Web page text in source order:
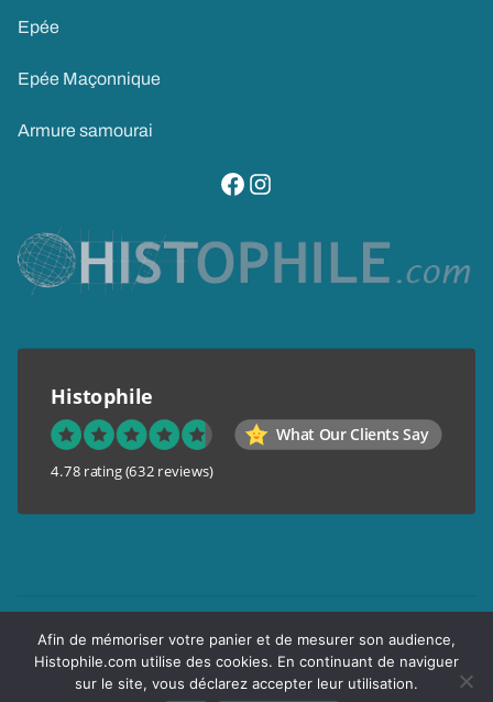
Epée
Epée Maçonnique
Armure samourai
visitez notre page facebook
suivez notre compte instagram
Histophile
What Our Clients Say
4.78 rating (632 reviews)
Conditions générales de vente
Garantie de confidentialité
Afin de mémoriser votre panier et de mesurer son audience,
Histophile.com utilise des cookies. En continuant de naviguer
sur le site, vous déclarez accepter leur utilisation.